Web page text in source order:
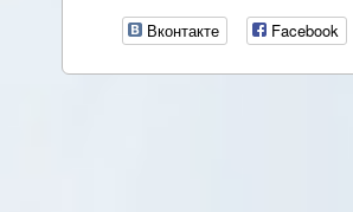
Вконтакте Facebook